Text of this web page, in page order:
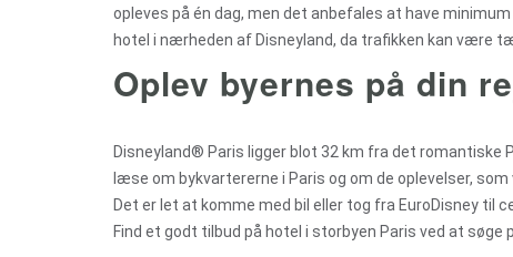
opleves på én dag, men det anbefales at have
hotel i nærheden af Disneyland, da trafikken kan være
Oplev byernes på din
Disneyland® Paris ligger blot 32 km fra det romantiske
læse om bykvartererne i Paris og om de oplevelser, som
Det er let at komme med bil eller tog fra EuroDisney til
Find et godt tilbud på hotel i storbyen Paris ved at søge